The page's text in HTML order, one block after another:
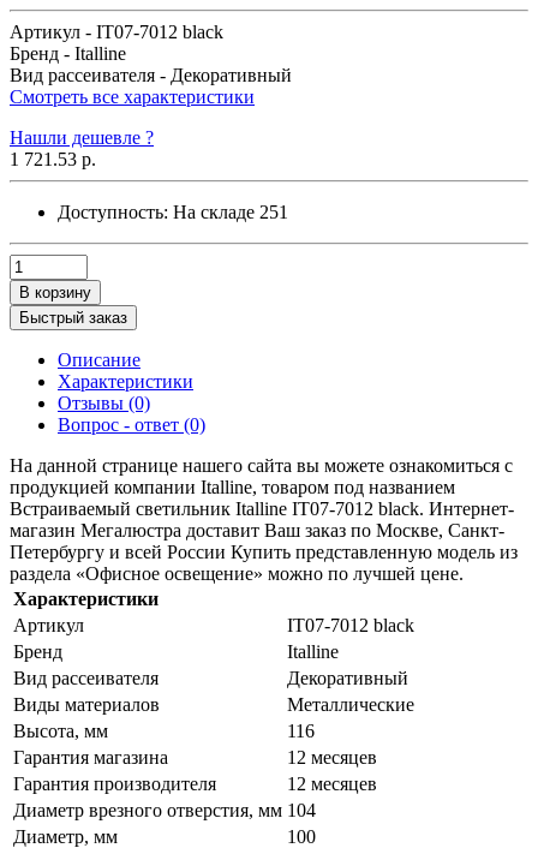
Артикул - IT07-7012 black
Бренд - Italline
Вид рассеивателя - Декоративный
Смотреть все характеристики
Нашли дешевле ?
1 721.53 р.
Доступность: На складе 251
В корзину
Быстрый заказ
Описание
Характеристики
Отзывы (0)
Вопрос - ответ (0)
На данной странице нашего сайта вы можете ознакомиться с
продукцией компании Italline, товаром под названием
Встраиваемый светильник Italline IT07-7012 black. Интернет-
магазин Мегалюстра доставит Ваш заказ по Москве, Санкт-
Петербургу и всей России Купить представленную модель из
раздела «Офисное освещение» можно по лучшей цене.
Характеристики
Артикул
IT07-7012 black
Бренд
Italline
Вид рассеивателя
Декоративный
Виды материалов
Металлические
Высота, мм
116
Гарантия магазина
12 месяцев
Гарантия производителя
12 месяцев
Диаметр врезного отверстия, мм 104
Диаметр, мм
100